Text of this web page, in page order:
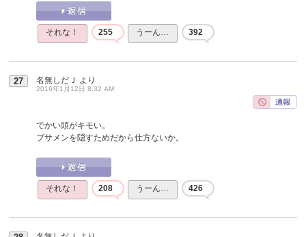
それな！ 255 うーん… 392
27 名無しだＪ より
2016年1月12日 8:32 AM
でかい頭がキモい。
ブサメンを隠すためだから仕方ないか。
それな！ 208 うーん… 426